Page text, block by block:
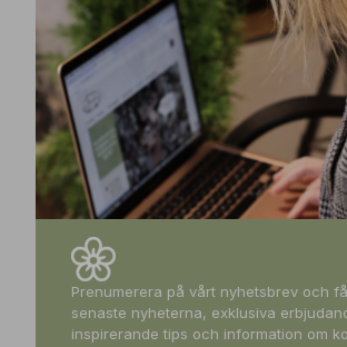
Prenumerera på vårt nyhetsbrev och
senaste nyheterna, exklusiva
inspirerande tips och information om